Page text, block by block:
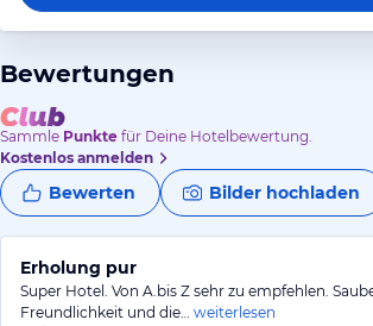
Bewertungen
Sammle Punkte für Deine Hotelbewertung.
Kostenlos anmelden
Bewerten Bilder hochladen
Erholung pur
Super Hotel. Von A.bis Z sehr zu empfehlen.
Freundlichkeit und die…
weiterlesen